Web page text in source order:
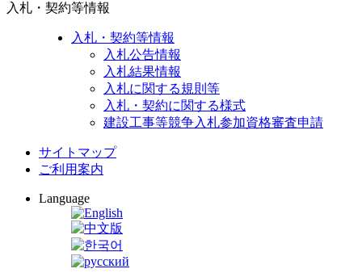
入札・契約等情報
入札・契約等情報
入札公告情報
入札結果情報
入札に関する規則等
入札・契約に関する様式
建設工事等競争入札参加資格審査申請
サイトマップ
ご利用案内
Language